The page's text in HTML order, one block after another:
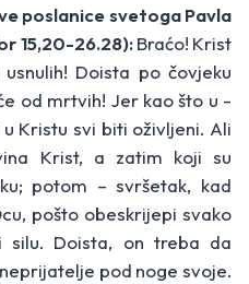
poslanice svetoga Pavla
15,20-26.28):Braćo! Krist
Doista po čovjeku
od mrtvih! Jer kao što u
Kristu svi biti oživljeni. Ali
Krist, a zatim koji su
potom – svršetak, kad
pošto obeskrijepi svako
silu. Doista, on treba da
pod noge svoje.